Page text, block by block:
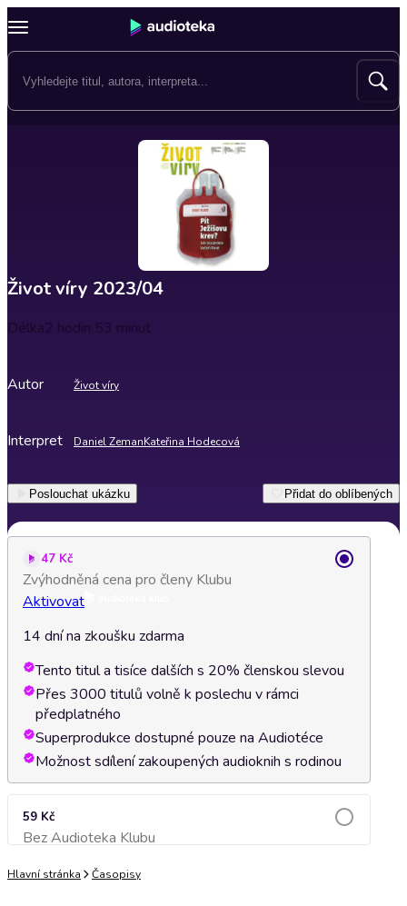
Život víry 2023/04
Délka2 hodin 53 minut
Autor Život víry
Interpret Daniel ZemanKateřina Hodecová
Poslouchat ukázku Přidat do oblíbených
47 Kč
Zvýhodněná cena pro členy Klubu
Aktivovat
14 dní na zkoušku zdarma
Tento titul a tisíce dalších s 20% členskou slevou
Přes 3000 titulů volně k poslechu v rámci
předplatného
Superprodukce dostupné pouze na Audiotéce
Možnost sdílení zakoupených audioknih s rodinou
59 Kč
Bez Audioteka KlubuPřidat do košíku
Hlavní stránka Časopisy